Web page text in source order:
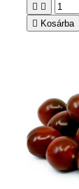
 
 Kosárba